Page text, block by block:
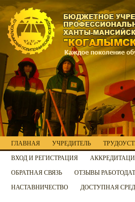
ГЛАВНАЯ УЧРЕДИТЕЛЬ
ВХОД И РЕГИСТРАЦИЯ
ОБРАТНАЯ СВЯЗЬ ОТЗЫВЫ
НАСТАВНИЧЕСТВО ДОСТУПНАЯ